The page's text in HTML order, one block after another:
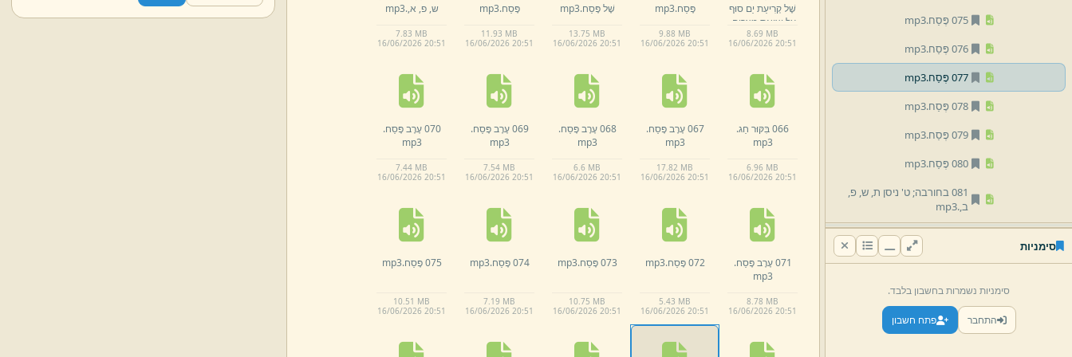
075 פֶּסַח.
mp3
076 פֶּסַח.
mp3
077 פֶּסַח.
mp3
078 פֶּסַח.
mp3
079 פֶּסַח.
mp3
080 פֶּסַח.
mp3
081 בחורבה;
ט' ניסן ת, ש, פ,
ב,.
mp3
082 מידת טוּבוֹ של הקדוש ברוך הוא ;
ניסן ת,ש,פ, ג,.
mp3
ש,פ,ד,.
mp3
08 הָרַב יִשְׂרָאֵל שֶׁכְטֶר
סימניות
סימניות נשמרות בחשבון בלבד.
התחבר פתח חשבון
שֶׁל קְרִיעַת יַם סוּף
עַל יְצִיאַת מִצְרַיִם.
mp3
8.69 MB
16/06/2026 20:51
פֶּסַח.mp3
9.88 MB
16/06/2026 20:51
שֶׁל פֶּסַח.mp3
13.75 MB
16/06/2026 20:51
פֶּסַח.mp3
11.93 MB
16/06/2026 20:51
ש, פ, א,.
mp3
7.83 MB
16/06/2026 20:51
066 בִּקּוּר חַג.
mp3
6.96 MB
16/06/2026 20:51
067 עֶרֶב פֶּסַח.
mp3
17.82 MB
16/06/2026 20:51
068 עֶרֶב פֶּסַח.
mp3
6.6 MB
16/06/2026 20:51
069 עֶרֶב פֶּסַח.
mp3
7.54 MB
16/06/2026 20:51
070 עֶרֶב פֶּסַח.
mp3
7.44 MB
16/06/2026 20:51
071 עֶרֶב פֶּסַח.
mp3
8.78 MB
16/06/2026 20:51
072 פֶּסַח. mp3
5.43 MB
16/06/2026 20:51
073 פֶּסַח. mp3
10.75 MB
16/06/2026 20:51
074 פֶּסַח. mp3
7.19 MB
16/06/2026 20:51
075 פֶּסַח. mp3
10.51 MB
16/06/2026 20:51